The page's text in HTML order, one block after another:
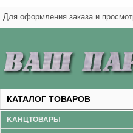
Для оформления заказа и
КАТАЛОГ ТОВАРОВ
KАНЦТОВАРЫ